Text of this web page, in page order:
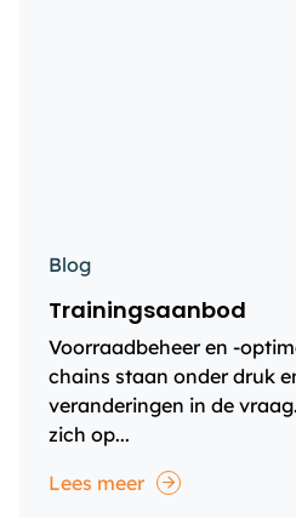
Blog
Trainingsaanbod
Voorraadbeheer en -
chains staan onder druk
veranderingen in de
zich op...
Lees meer